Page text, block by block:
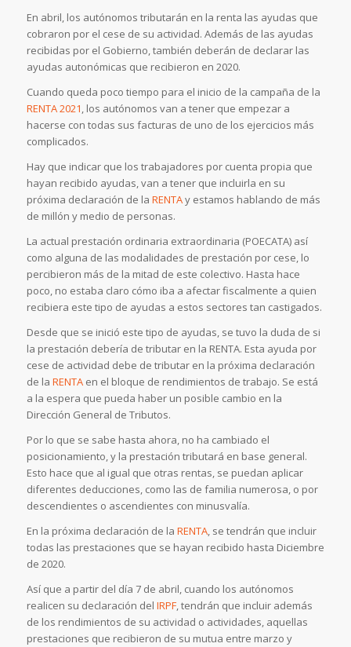
En abril, los autónomos tributarán en la renta las ayudas que
cobraron por el cese de su actividad. Además de las ayudas
recibidas por el Gobierno, también deberán de declarar las
ayudas autonómicas que recibieron en 2020.
Cuando queda poco tiempo para el inicio de la campaña de la
RENTA 2021, los autónomos van a tener que empezar a
hacerse con todas sus facturas de uno de los ejercicios más
complicados.
Hay que indicar que los trabajadores por cuenta propia que
hayan recibido ayudas, van a tener que incluirla en su
próxima declaración de la RENTAy estamos hablando de más
de millón y medio de personas.
La actual prestación ordinaria extraordinaria (POECATA) así
como alguna de las modalidades de prestación por cese, lo
percibieron más de la mitad de este colectivo. Hasta hace
poco, no estaba claro cómo iba a afectar fiscalmente a quien
recibiera este tipo de ayudas a estos sectores tan castigados.
Desde que se inició este tipo de ayudas, se tuvo la duda de si
la prestación debería de tributar en la RENTA. Esta ayuda por
cese de actividad debe de tributar en la próxima declaración
de la RENTAen el bloque de rendimientos de trabajo. Se está
a la espera que pueda haber un posible cambio en la
Dirección General de Tributos.
Por lo que se sabe hasta ahora, no ha cambiado el
posicionamiento, y la prestación tributará en base general.
Esto hace que al igual que otras rentas, se puedan aplicar
diferentes deducciones, como las de familia numerosa, o por
descendientes o ascendientes con minusvalía.
En la próxima declaración de la RENTA, se tendrán que incluir
todas las prestaciones que se hayan recibido hasta Diciembre
de 2020.
Así que a partir del día 7 de abril, cuando los autónomos
realicen su declaración del IRPF, tendrán que incluir además
de los rendimientos de su actividad o actividades, aquellas
prestaciones que recibieron de su mutua entre marzo y